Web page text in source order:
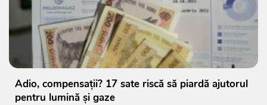
Adio, compensații? 17 sate riscă să piardă ajutorul
pentru lumină și gaze